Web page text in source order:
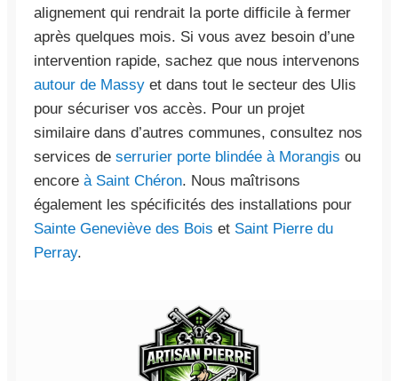
alignement qui rendrait la porte difficile à fermer
après quelques mois. Si vous avez besoin d’une
intervention rapide, sachez que nous intervenons
autour de Massy et dans tout le secteur des Ulis
pour sécuriser vos accès. Pour un projet
similaire dans d’autres communes, consultez nos
services de serrurier porte blindée à Morangis ou
encore à Saint Chéron. Nous maîtrisons
également les spécificités des installations pour
Sainte Geneviève des Bois et Saint Pierre du
Perray.